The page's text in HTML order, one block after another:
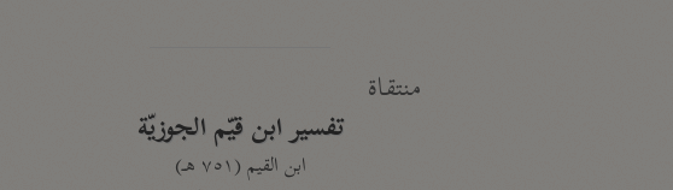
منتقاة
تفسير ابن قيّم الجوزيّة
ابن القيم (٧٥١ هـ)